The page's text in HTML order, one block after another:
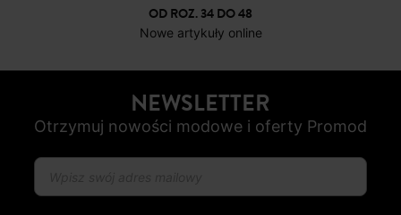
OD ROZ. 34 DO 48
Nowe artykuły online
NEWSLETTER
Otrzymuj nowości modowe i oferty Promod